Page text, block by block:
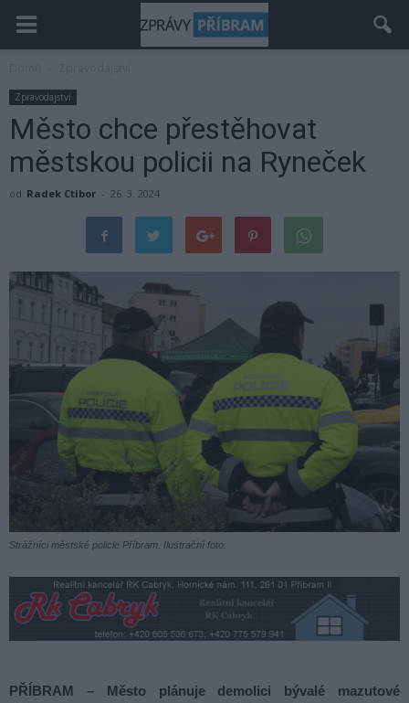
Zpravodajství
Město chce přestěhovat
městskou policii na Ryneček
od Radek Ctibor - 26. 3. 2024
Strážníci městské policie Příbram. Ilustrační foto.
PŘÍBRAM – Město plánuje demolici bývalé mazutové